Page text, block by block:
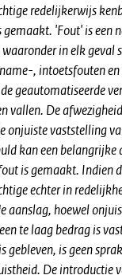
redelijkerwijs
'Fout' is een
in elk geval
, intoetsfouten
geautomatiseerde
vallen. De
onjuiste vaststelling
kan een belangrijke
is gemaakt. Indien
echter in
aanslag, hoewel
te laag bedrag is
gebleven, is geen
De introductie